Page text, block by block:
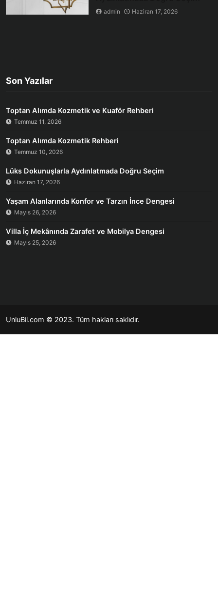
admin Haziran 17, 2026
Son Yazılar
Toptan Alımda Kozmetik ve Kuaför Rehberi
Temmuz 11, 2026
Toptan Alımda Kozmetik Rehberi
Temmuz 10, 2026
Lüks Dokunuşlarla Aydınlatmada Doğru Seçim
Haziran 17, 2026
Yaşam Alanlarında Konfor ve Tarzın İnce Dengesi
Mayıs 26, 2026
Villa İç Mekânında Zarafet ve Mobilya Dengesi
Mayıs 25, 2026
UnluBil.com © 2023. Tüm hakları saklıdır.